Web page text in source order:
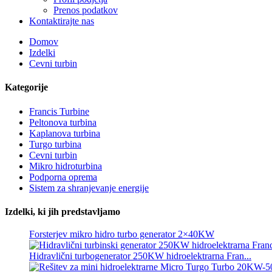
Prenos podatkov
Kontaktirajte nas
Domov
Izdelki
Cevni turbin
Kategorije
Francis Turbine
Peltonova turbina
Kaplanova turbina
Turgo turbina
Cevni turbin
Mikro hidroturbina
Podporna oprema
Sistem za shranjevanje energije
Izdelki, ki jih predstavljamo
Alternativni hidroelektrarni generator 500KW Fra...
Nizki stroški gradnje, visoka učinkovitost, nizka toplota ...
20ft 250KWh 582KWh kontejnerizirana litij-ionska baterija...
Majhna mikro hidroelektrarna s fiksnim rezilom 10 kW 12 kW
Forsterjev mikro hidro turbo generator 2×40KW
Hidravlični turbogenerator 250KW hidroelektrarna Fran...